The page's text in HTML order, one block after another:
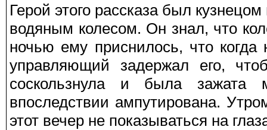
Герой этого рассказа был
водяным колесом. Он знал, что
ночью ему приснилось, что
управляющий задержал его,
соскользнула и была зажата
впоследствии ампутирована.
этот вечер не показываться на